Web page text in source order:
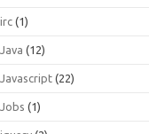
irc (1)
Java (12)
Javascript (22)
Jobs (1)